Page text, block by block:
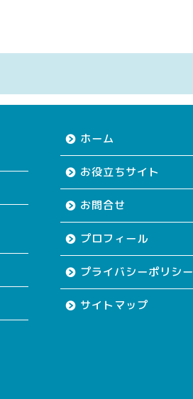
ホーム
お役立ちサイト
お問合せ
プロフィール
プライバシーポリシー
サイトマップ